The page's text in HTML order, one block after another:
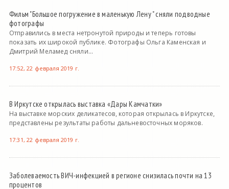
Фильм "Большое погружение в маленькую Лену " сняли подводные
фотографы
Отправились в места нетронутой природы и теперь готовы
показать их широкой публике. Фотографы Ольга Каменская и
Дмитрий Меламед сняли...
17:52, 22 февраля 2019 г.
В Иркутске открылась выставка «Дары Камчатки»
На выставке морских деликатесов, которая открылась в Иркутске,
представлены результаты работы дальневосточных моряков.
17:31, 22 февраля 2019 г.
Заболеваемость ВИЧ-инфекцией в регионе снизилась почти на 13
процентов